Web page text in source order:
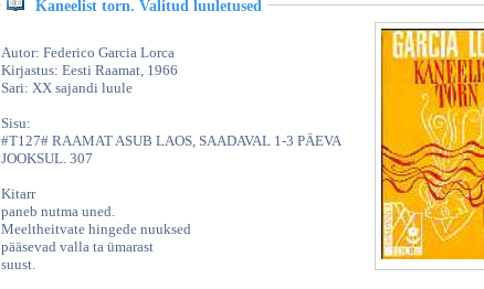
Kaneelist torn. Valitud luuletused
Autor: Federico Garcia Lorca
Kirjastus: Eesti Raamat, 1966
Sari: XX sajandi luule
Sisu:
#T127# RAAMAT ASUB LAOS, SAADAVAL 1-3 PÄEVA
JOOKSUL. 307
Kitarr
paneb nutma uned.
Meeltheitvate hingede nuuksed
pääsevad valla ta ümarast
suust.